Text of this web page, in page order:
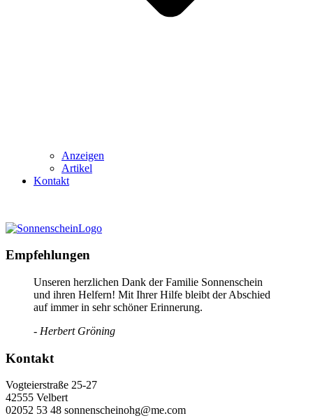
Anzeigen
Artikel
Kontakt
Empfehlungen
Unseren herzlichen Dank der Familie Sonnenschein
und ihren Helfern! Mit Ihrer Hilfe bleibt der Abschied
auf immer in sehr schöner Erinnerung.
- Herbert Gröning
Kontakt
Vogteierstraße 25-27
42555 Velbert
02052 53 48 sonnenscheinohg@me.com